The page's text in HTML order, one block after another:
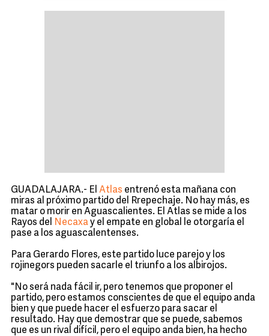
GUADALAJARA.- El Atlas entrenó esta mañana con
miras al próximo partido del Rrepechaje. No hay más, es
matar o morir en Aguascalientes. El Atlas se mide a los
Rayos del
Necaxay el empate en global le otorgaría el
pase a los aguascalentenses.
Para Gerardo Flores, este partido luce parejo y los
rojinegors pueden sacarle el triunfo a los albirojos.
"No será nada fácil ir, pero tenemos que proponer el
partido, pero estamos conscientes de que el equipo anda
bien y que puede hacer el esfuerzo para sacar el
resultado. Hay que demostrar que se puede, sabemos
que es un rival difícil, pero el equipo anda bien, ha hecho